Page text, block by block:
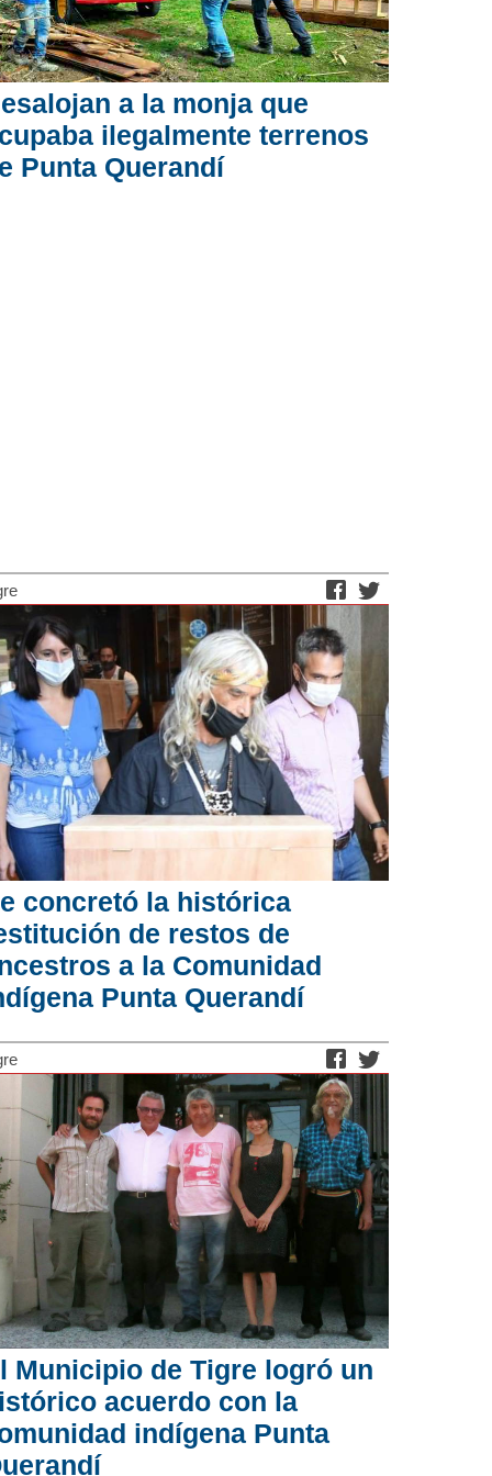
a la monja que
ilegalmente terrenos
Punta Querandí
concretó la histórica
de restos de
a la Comunidad
Punta Querandí
Municipio de Tigre logró un
acuerdo con la
indígena Punta